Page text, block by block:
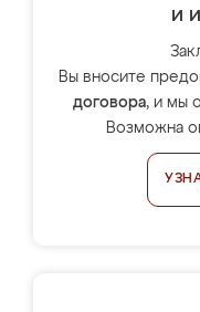
и
Вы вносите
договора, и мы
Возможна